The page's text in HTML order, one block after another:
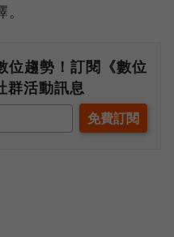
位趨勢！訂閱《數位
群活動訊息